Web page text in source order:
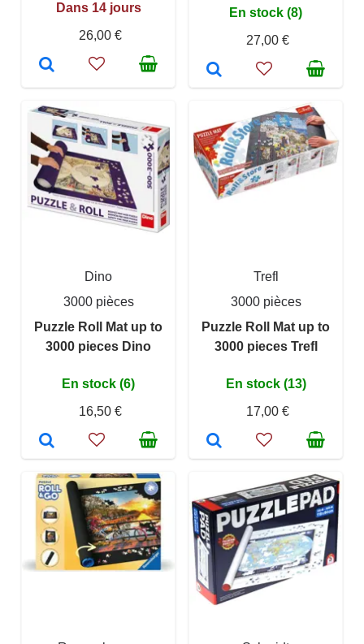
Dans 14 jours
26,00 €
En stock (8)
27,00 €
Dino
3000 pièces
Puzzle Roll Mat up to
3000 pieces Dino
En stock (6)
16,50 €
Trefl
3000 pièces
Puzzle Roll Mat up to
3000 pieces Trefl
En stock (13)
17,00 €